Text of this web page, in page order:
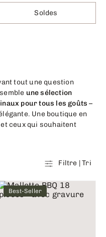
Soldes
tout une question
une sélection
pour tous les goûts –
Une boutique en
ceux qui souhaitent
Filtre | Tri
Best-Seller